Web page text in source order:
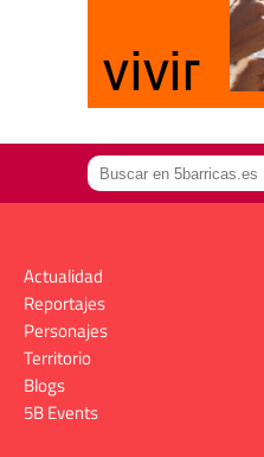
Actualidad
Reportajes
Personajes
Territorio
Blogs
5B Events